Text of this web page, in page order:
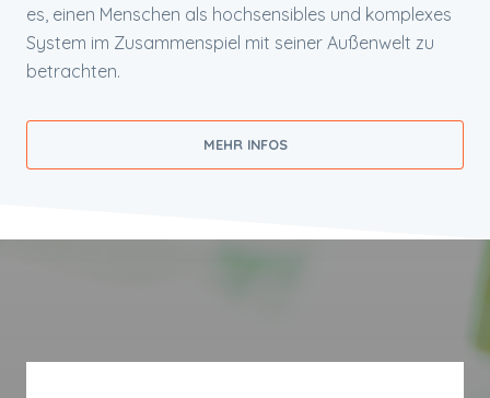
es, einen Menschen als hochsensibles und komplexes
System im Zusammenspiel mit seiner Außenwelt zu
betrachten.
MEHR INFOS